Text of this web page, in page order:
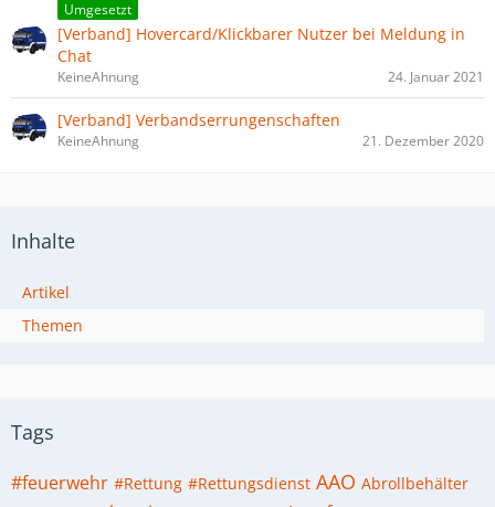
Umgesetzt
[Verband] Hovercard/Klickbarer Nutzer bei Meldung in
Chat
KeineAhnung 24. Januar 2021
[Verband] Verbandserrungenschaften
KeineAhnung 21. Dezember 2020
Inhalte
Artikel
Themen
Tags
#feuerwehr #Rettung #Rettungsdienst AAO Abrollbehälter